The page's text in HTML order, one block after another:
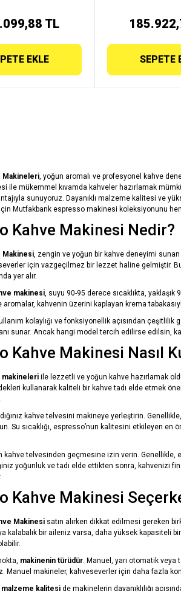
TL
EKLE SEPETE
Makineleri, yoğun aromalı ve profesyonel kahve
ile mükemmel kıvamda kahveler hazırlamak
sunuyoruz. Dayanıklı malzeme kalitesi ve
Mutfakbank espresso makinesi koleksiyonunu
Kahve Makinesi Nedir?
Makinesi, zengin ve yoğun bir kahve deneyimi
için vazgeçilmez bir lezzet haline gelmiştir.
yer alır.
makinesi, suyu 90-95 derece sıcaklıkta,
aromalar, kahvenin üzerini kaplayan krema
kolaylığı ve fonksiyonellik açısından
sunar. Ancak hangi model tercih edilirse edilsin,
Kahve Makinesi Nasıl
makineleri ile lezzetli ve yoğun kahve hazırlamak
kullanarak kaliteli bir kahve tadı elde etmek
kahve telvesini makineye yerleştirin.
Su sıcaklığı, espresso’nun kalitesini etkileyen en
kahve telvesinden geçmesine izin verin. Genellikle,
yoğunluk ve tadı elde ettikten sonra, kahvenizi
Kahve Makinesi
Makinesi satın alırken dikkat edilmesi gereken
kalabalık bir aileniz varsa, daha yüksek kapasiteli
makinenin türüdür. Manuel, yarı otomatik
Manuel makineler, kahveseverler için daha fazla
malzeme kalitesi de makinelerin dayanıklılığı